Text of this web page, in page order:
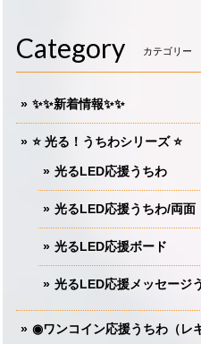
Category カテゴリー
✨✨新着情報✨✨
⭐️ 光る！うちわシリーズ ⭐️
光るLED応援うちわ
光るLED応援うちわ/両面
光るLED応援ボード
光るLED応援メッセージ
◉ワンコイン応援うちわ（レ